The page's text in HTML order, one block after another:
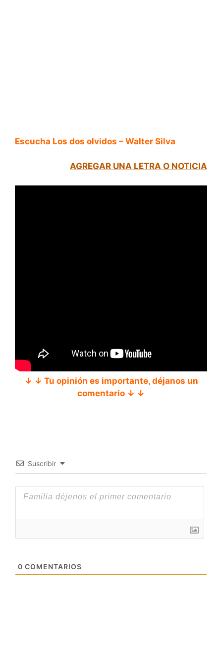
Escucha Los dos olvidos – Walter Silva
AGREGAR UNA LETRA O NOTICIA
↓ ↓ Tu opinión es importante, déjanos un
comentario ↓ ↓
Suscribir
0 COMENTARIOS